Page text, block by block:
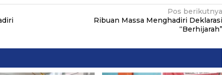
Pos berikutnya
Ribuan Massa Menghadiri Deklarasi
“Berhijarah”